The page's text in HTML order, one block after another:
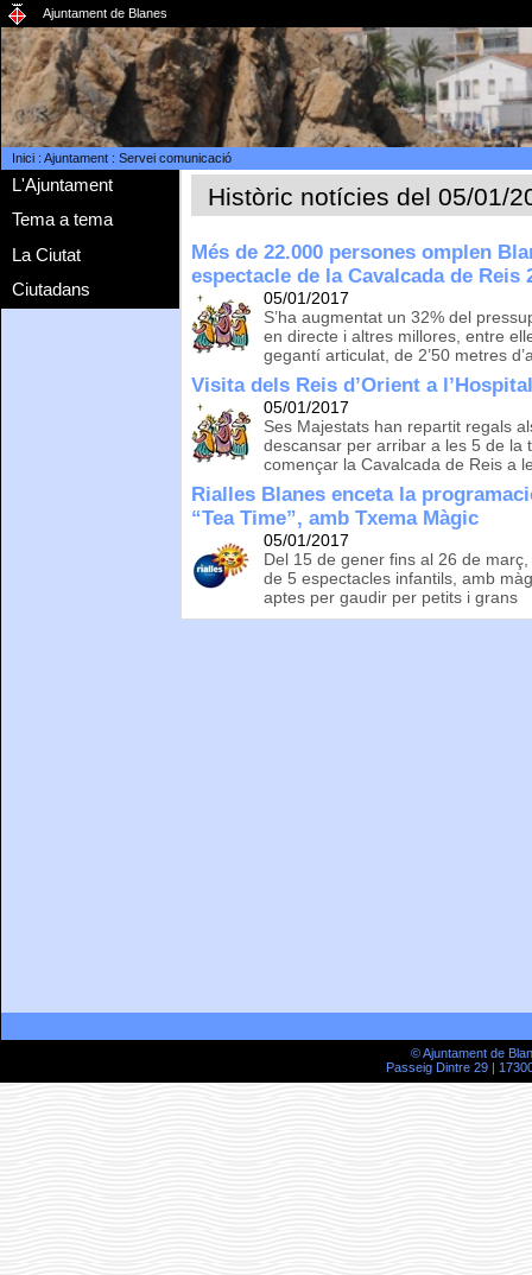
Ajuntament de Blanes
Inici: Ajuntament: Servei comunicació
L'Ajuntament
Tema a tema
La Ciutat
Ciutadans
Històric notícies del 05/01/
Més de 22.000 persones omplen
espectacle de la Cavalcada de Reis
05/01/2017
S’ha augmentat un 32% del
en directe i altres millores, entre
gegantí articulat, de 2’50 metres
Visita dels Reis d’Orient a
05/01/2017
Ses Majestats han repartit regals
descansar per arribar a les 5 de la
començar la Cavalcada de Reis a
Rialles Blanes enceta la
“Tea Time”, amb Txema Màgic
05/01/2017
Del 15 de gener fins al 26 de
de 5 espectacles infantils, amb
aptes per gaudir per petits i grans
© Ajuntament de
Passeig Dintre 29 |